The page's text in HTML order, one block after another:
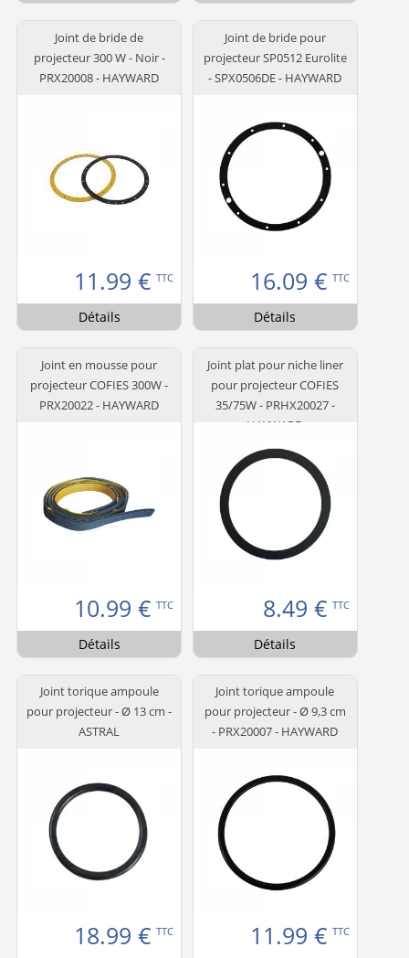
Joint de bride de
projecteur 300 W - Noir -
PRX20008 - HAYWARD
11.99 € TTC
Détails
Joint de bride pour
projecteur SP0512 Eurolite
- SPX0506DE - HAYWARD
16.09 € TTC
Détails
Joint en mousse pour
projecteur COFIES 300W -
PRX20022 - HAYWARD
10.99 € TTC
Détails
Joint plat pour niche liner
pour projecteur COFIES
35/75W - PRHX20027 -
HAYWARD
8.49 € TTC
Détails
Joint torique ampoule
pour projecteur - Ø 13 cm -
ASTRAL
18.99 € TTC
Joint torique ampoule
pour projecteur - Ø 9,3 cm
- PRX20007 - HAYWARD
11.99 € TTC